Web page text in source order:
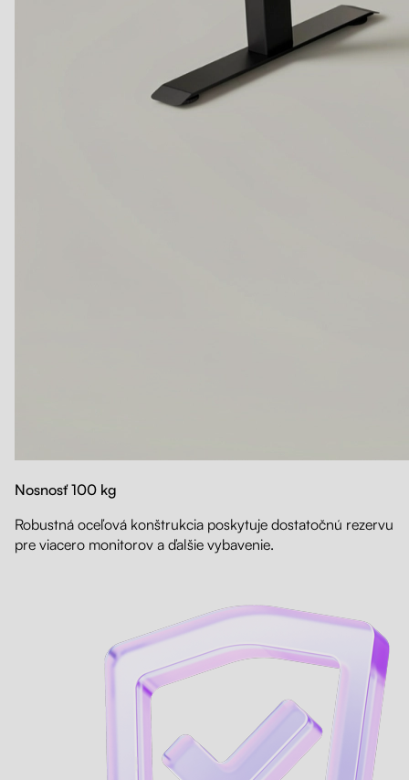
Nosnosť 100 kg
Robustná oceľová konštrukcia poskytuje dostatočnú rezervu
pre viacero monitorov a ďalšie vybavenie.